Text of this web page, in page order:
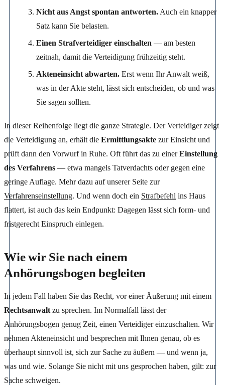
Nicht aus Angst spontan antworten. Auch ein knapper
Satz kann Sie belasten.
Einen Strafverteidiger einschalten — am besten
zeitnah, damit die Verteidigung frühzeitig steht.
Akteneinsicht abwarten. Erst wenn Ihr Anwalt weiß,
was in der Akte steht, lässt sich entscheiden, ob und was
Sie sagen sollten.
In dieser Reihenfolge liegt die ganze Strategie. Der Verteidiger zeigt
die Verteidigung an, erhält die Ermittlungsakte zur Einsicht und
prüft dann den Vorwurf in Ruhe. Oft führt das zu einerEinstellung
des Verfahrens — etwa mangels Tatverdachts oder gegen eine
geringe Auflage. Mehr dazu auf unserer Seite zur
Verfahrenseinstellung. Und wenn doch ein Strafbefehl ins Haus
flattert, ist auch das kein Endpunkt: Dagegen lässt sich form- und
fristgerecht Einspruch einlegen.
Wie wir Sie nach einem
Anhörungsbogen begleiten
In jedem Fall haben Sie das Recht, vor einer Äußerung mit einem
Rechtsanwalt zu sprechen. Im Normalfall lässt der
Anhörungsbogen genug Zeit, einen Verteidiger einzuschalten. Wir
nehmen Akteneinsicht und besprechen mit Ihnen genau, ob es
überhaupt sinnvoll ist, sich zur Sache zu äußern — und wenn ja,
was und wie. Solange Sie nicht mit uns gesprochen haben, gilt: zur
Sache schweigen.